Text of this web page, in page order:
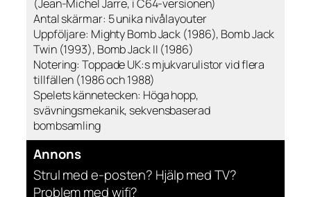
(Jean-Michel Jarre, i C64-versionen)
Antal skärmar: 5 unika nivålayouter
Uppföljare: Mighty Bomb Jack (1986), Bomb Jack
Twin (1993), Bomb Jack II (1986)
Notering: Toppade UK:s mjukvarulistor vid flera
tillfällen (1986 och 1988)
Spelets kännetecken: Höga hopp,
svävningsmekanik, sekvensbaserad
bombsamling
Annons
Strul med e-posten? Hjälp med TV?
Problem med wifi?